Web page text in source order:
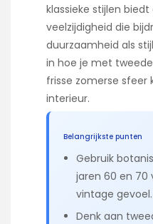
klassieke stijlen
veelzijdigheid die
duurzaamheid als
in hoe je met
frisse zomerse sfeer
interieur.
Belangrijkste punten
Gebruik
jaren 60 en 70
vintage gevoel.
Denk aan